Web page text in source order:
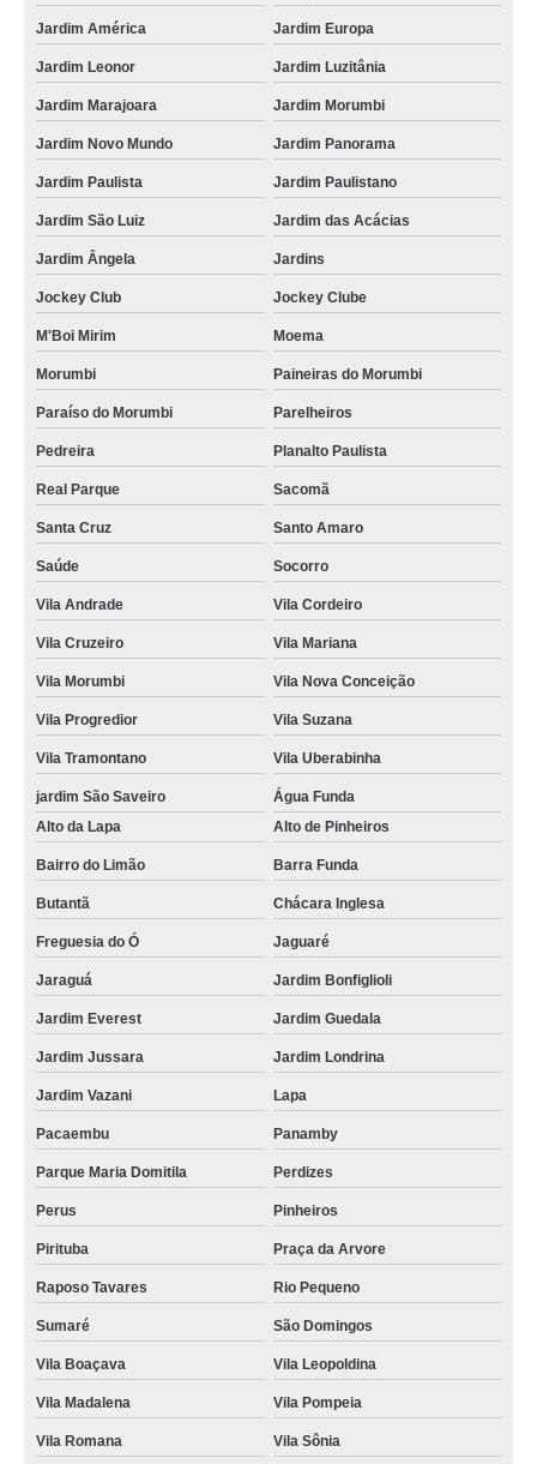
Jardim América Jardim Europa
Jardim Leonor Jardim Luzitânia
Jardim Marajoara Jardim Morumbi
Jardim Novo Mundo Jardim Panorama
Jardim Paulista Jardim Paulistano
Jardim São Luiz Jardim das Acácias
Jardim Ângela Jardins
Jockey Club Jockey Clube
M'Boi Mirim Moema
Morumbi Paineiras do Morumbi
Paraíso do Morumbi Parelheiros
Pedreira Planalto Paulista
Real Parque Sacomã
Santa Cruz Santo Amaro
Saúde Socorro
Vila Andrade Vila Cordeiro
Vila Cruzeiro Vila Mariana
Vila Morumbi Vila Nova Conceição
Vila Progredior Vila Suzana
Vila Tramontano Vila Uberabinha
jardim São Saveiro
Água Funda
Alto da Lapa
Alto de Pinheiros
Bairro do Limão Barra Funda
Butantã Chácara Inglesa
Freguesia do Ó Jaguaré
Jaraguá Jardim Bonfiglioli
Jardim Everest Jardim Guedala
Jardim Jussara Jardim Londrina
Jardim Vazani Lapa
Pacaembu Panamby
Parque Maria Domitila Perdizes
Perus Pinheiros
Pirituba Praça da Arvore
Raposo Tavares Rio Pequeno
Sumaré São Domingos
Vila Boaçava Vila Leopoldina
Vila Madalena Vila Pompeia
Vila Romana Vila Sônia